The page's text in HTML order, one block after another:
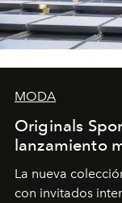
MODA
Originals
lanzamiento
La nueva
con invitados